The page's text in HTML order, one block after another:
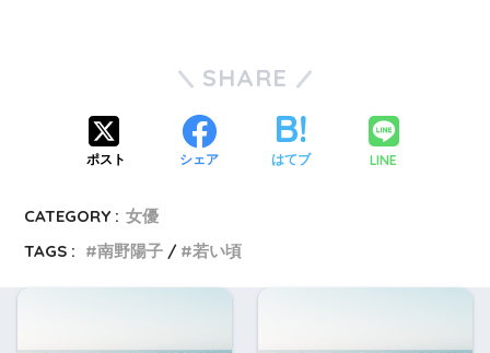
SHARE
ポスト シェア はてブ LINE
CATEGORY : 女優
TAGS :
南野陽子 若い頃